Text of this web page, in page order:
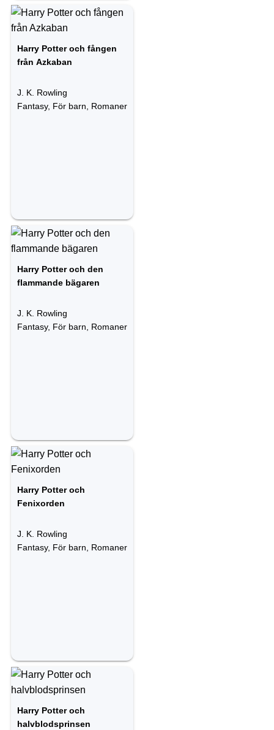
Harry Potter och fången
från Azkaban
J. K. Rowling
Fantasy, För barn, Romaner
Harry Potter och den
flammande bägaren
J. K. Rowling
Fantasy, För barn, Romaner
Harry Potter och
Fenixorden
J. K. Rowling
Fantasy, För barn, Romaner
Harry Potter och
halvblodsprinsen